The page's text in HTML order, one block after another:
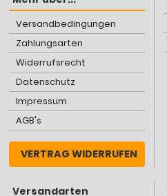
Versandbedingungen
Zahlungsarten
Widerrufsrecht
Datenschutz
Impressum
AGB's
VERTRAG WIDERRUFEN
Versandarten